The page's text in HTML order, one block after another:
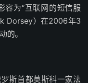
容为“互联网的短信服
Dorsey）在2006年3
的。
斯首都莫斯科一家法